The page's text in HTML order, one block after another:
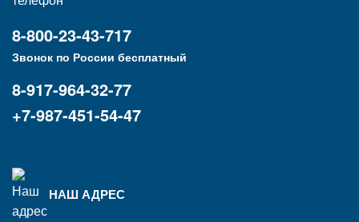
8-800-23-43-717
Звонок по России бесплатный
8-917-964-32-77
+7-987-451-54-47
НАШ АДРЕС